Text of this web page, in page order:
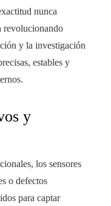
nunca
revolucionando
y la investigación
estables y
y
los sensores
o defectos
para captar